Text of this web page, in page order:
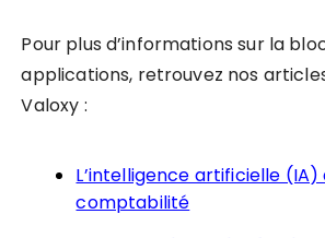
Pour plus d’informations sur la
applications, retrouvez nos
Valoxy :
L’intelligence artificielle
comptabilité